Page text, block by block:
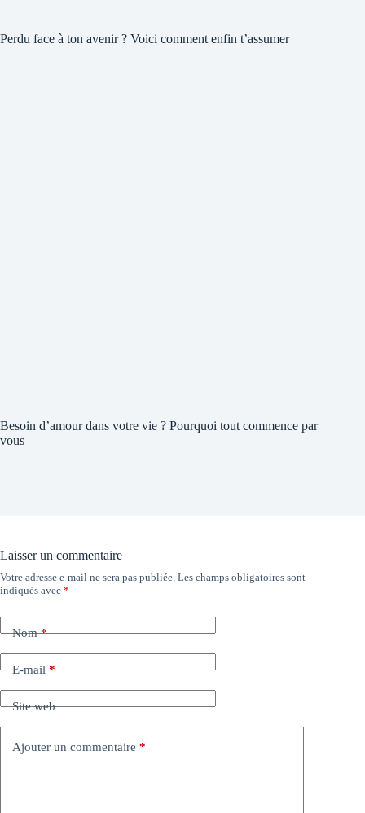
Perdu face à ton avenir ? Voici comment enfin t’assumer
Besoin d’amour dans votre vie ? Pourquoi tout commence par
vous
Laisser un commentaire
Votre adresse e-mail ne sera pas publiée. Les champs obligatoires sont
indiqués avec *
Nom*
E-mail*
Site web
Ajouter un commentaire *